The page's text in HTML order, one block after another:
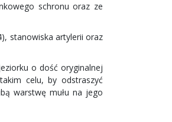
schronu oraz ze
stanowiska artylerii oraz
o dość oryginalnej
celu, by odstraszyć
warstwę mułu na jego